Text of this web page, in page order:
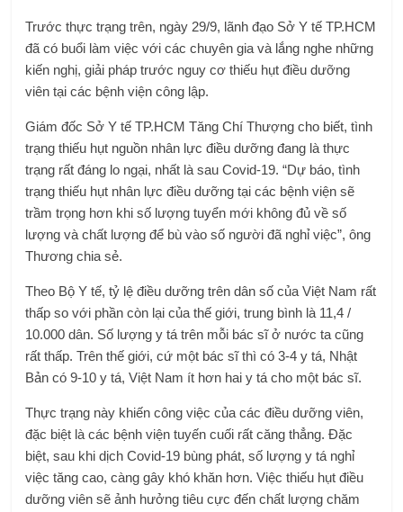
Trước thực trạng trên, ngày 29/9, lãnh đạo Sở Y tế TP.HCM
đã có buổi làm việc với các chuyên gia và lắng nghe những
kiến ​​nghị, giải pháp trước nguy cơ thiếu hụt điều dưỡng
viên tại các bệnh viện công lập.
Giám đốc Sở Y tế TP.HCM Tăng Chí Thượng cho biết, tình
trạng thiếu hụt nguồn nhân lực điều dưỡng đang là thực
trạng rất đáng lo ngại, nhất là sau Covid-19. “Dự báo, tình
trạng thiếu hụt nhân lực điều dưỡng tại các bệnh viện sẽ
trầm trọng hơn khi số lượng tuyển mới không đủ về số
lượng và chất lượng để bù vào số người đã nghỉ việc”, ông
Thương chia sẻ.
Theo Bộ Y tế, tỷ lệ điều dưỡng trên dân số của Việt Nam rất
thấp so với phần còn lại của thế giới, trung bình là 11,4 /
10.000 dân. Số lượng y tá trên mỗi bác sĩ ở nước ta cũng
rất thấp. Trên thế giới, cứ một bác sĩ thì có 3-4 y tá, Nhật
Bản có 9-10 y tá, Việt Nam ít hơn hai y tá cho một bác sĩ.
Thực trạng này khiến công việc của các điều dưỡng viên,
đặc biệt là các bệnh viện tuyến cuối rất căng thẳng. Đặc
biệt, sau khi dịch Covid-19 bùng phát, số lượng y tá nghỉ
việc tăng cao, càng gây khó khăn hơn. Việc thiếu hụt điều
dưỡng viên sẽ ảnh hưởng tiêu cực đến chất lượng chăm